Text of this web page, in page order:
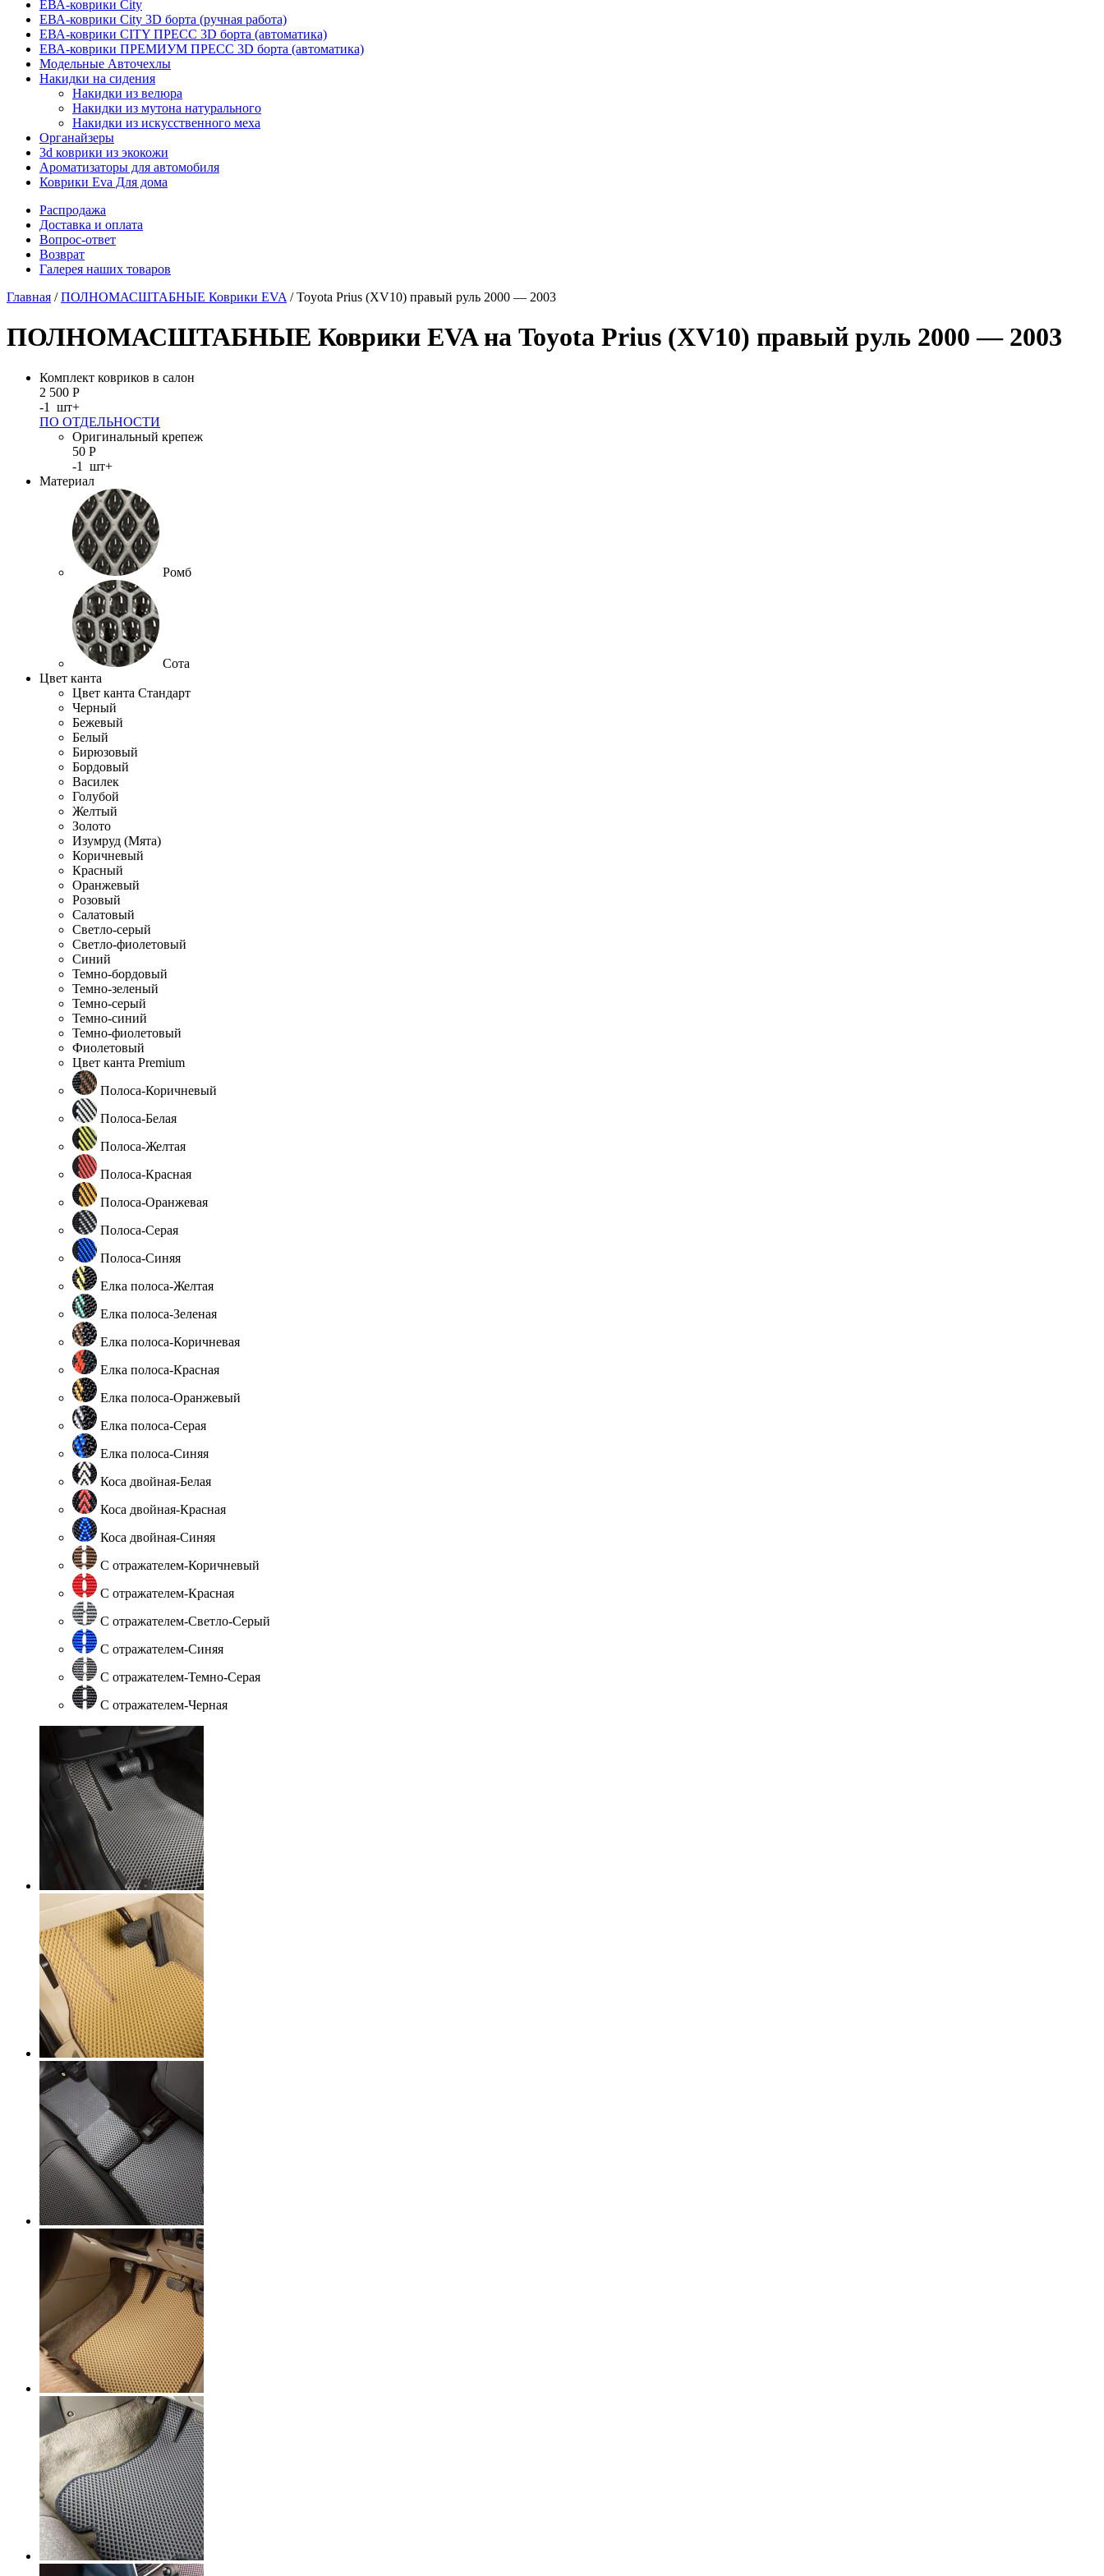
ЕВА-коврики City
ЕВА-коврики City 3D борта (ручная работа)
ЕВА-коврики CITY ПРЕСС 3D борта (автоматика)
ЕВА-коврики ПРЕМИУМ ПРЕСС 3D борта (автоматика)
Модельные Авточехлы
Накидки на сидения
Накидки из велюра
Накидки из мутона натурального
Накидки из искусственного меха
Органайзеры
3d коврики из экокожи
Ароматизаторы для автомобиля
Коврики Eva Для дома
Распродажа
Доставка и оплата
Вопрос-ответ
Возврат
Галерея наших товаров
Главная /ПОЛНОМАСШТАБНЫЕ Коврики EVA / Toyota Prius (XV10) правый руль 2000 — 2003
ПОЛНОМАСШТАБНЫЕ Коврики EVA на Toyota Prius (XV10) правый руль 2000 — 2003
Комплект ковриков в салон
2 500 Р
-1 шт+
ПО ОТДЕЛЬНОСТИ
Оригинальный крепеж
50 Р
-1 шт+
Материал
Ромб
Сота
Цвет канта
Цвет канта Стандарт
Черный
Бежевый
Белый
Бирюзовый
Бордовый
Василек
Голубой
Желтый
Золото
Изумруд (Мята)
Коричневый
Красный
Оранжевый
Розовый
Салатовый
Светло-серый
Светло-фиолетовый
Синий
Темно-бордовый
Темно-зеленый
Темно-серый
Темно-синий
Темно-фиолетовый
Фиолетовый
Цвет канта Premium
Полоса-Коричневый
Полоса-Белая
Полоса-Желтая
Полоса-Красная
Полоса-Оранжевая
Полоса-Серая
Полоса-Синяя
Елка полоса-Желтая
Елка полоса-Зеленая
Елка полоса-Коричневая
Елка полоса-Красная
Елка полоса-Оранжевый
Елка полоса-Серая
Елка полоса-Синяя
Коса двойная-Белая
Коса двойная-Красная
Коса двойная-Синяя
С отражателем-Коричневый
С отражателем-Красная
С отражателем-Светло-Серый
С отражателем-Синяя
С отражателем-Темно-Серая
С отражателем-Черная